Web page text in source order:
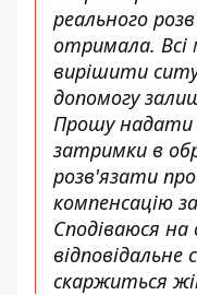
реального
отримала. Всі
вирішити
допомогу
Прошу надати
затримки в
розв'язати
компенсацію
Сподіваюся
скаржиться